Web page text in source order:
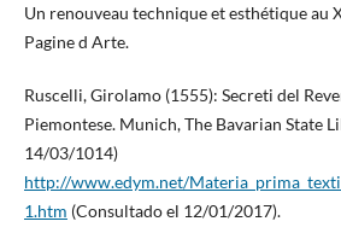
Un renouveau technique et esthétique au
Pagine d Arte.
Ruscelli, Girolamo (1555): Secreti del
Piemontese. Munich, The Bavarian State
14/03/1014)
http://www.edym.net/
1.htm (Consultado el 12/01/2017).